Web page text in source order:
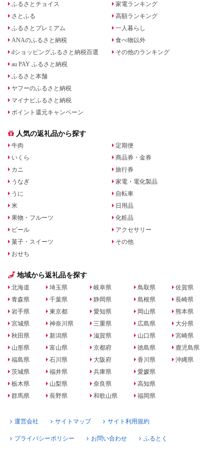
ふるさとチョイス
さとふる
ふるさとプレミアム
ANAのふるさと納税
dショッピングふるさと納税百選
au PAY ふるさと納税
ふるさと本舗
ヤフーのふるさと納税
マイナビふるさと納税
ポイント還元キャンペーン
家電ランキング
高額ランキング
一人暮らし
食べ物以外
その他のランキング
人気の返礼品から探す
牛肉
いくら
カニ
うなぎ
うに
米
果物・フルーツ
ビール
菓子・スイーツ
おせち
定期便
商品券・金券
旅行券
家電・電化製品
自転車
日用品
化粧品
アクセサリー
その他
地域から返礼品を探す
北海道
青森県
岩手県
宮城県
秋田県
山形県
福島県
茨城県
栃木県
群馬県
埼玉県
千葉県
東京都
神奈川県
新潟県
富山県
石川県
福井県
山梨県
長野県
岐阜県
静岡県
愛知県
三重県
滋賀県
京都府
大阪府
兵庫県
奈良県
和歌山県
鳥取県
島根県
岡山県
広島県
山口県
徳島県
香川県
愛媛県
高知県
福岡県
佐賀県
長崎県
熊本県
大分県
宮崎県
鹿児島県
沖縄県
運営会社 サイトマップ サイト利用規約
プライバシーポリシー お問い合わせ ふるとく